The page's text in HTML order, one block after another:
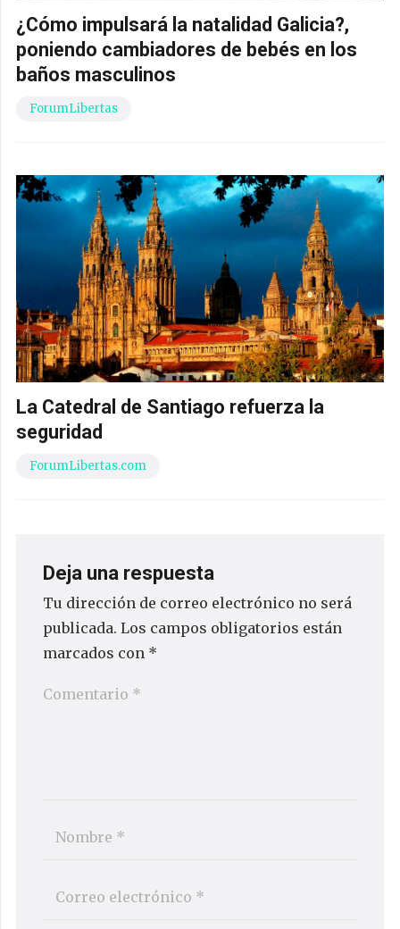
¿Cómo impulsará la natalidad Galicia?,
poniendo cambiadores de bebés en los
baños masculinos
ForumLibertas
La Catedral de Santiago refuerza la
seguridad
ForumLibertas.com
Deja una respuesta
Tu dirección de correo electrónico no será
publicada. Los campos obligatorios están
marcados con *